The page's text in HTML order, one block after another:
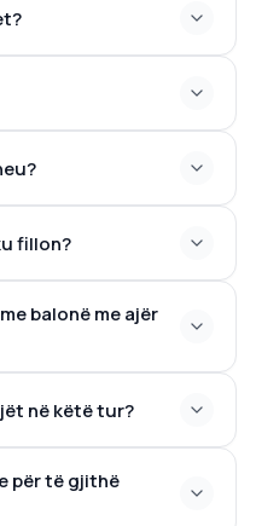
fillon?
balonë me ajër
në këtë tur?
për të gjithë